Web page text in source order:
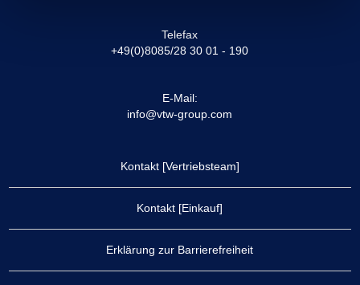
Telefax
+49(0)8085/28 30 01 - 190
E-Mail:
info@vtw-group.com
Kontakt [Vertriebsteam]
Kontakt [Einkauf]
Erklärung zur Barrierefreiheit